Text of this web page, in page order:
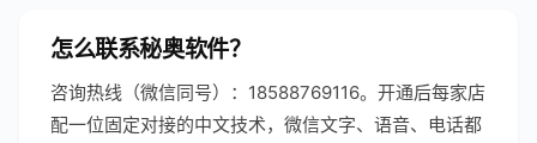
怎么联系秘奥软件？
咨询热线（微信同号）：18588769116。开通后每家店
配一位固定对接的中文技术，微信文字、语音、电话都